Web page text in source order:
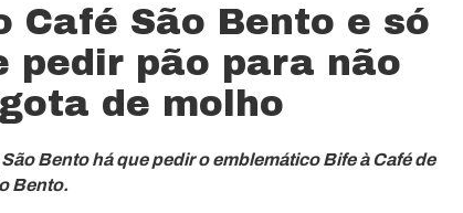
Café São Bento e só
pedir pão para não
de molho
Bento há que pedir o emblemático Bife à Café de
Bento.